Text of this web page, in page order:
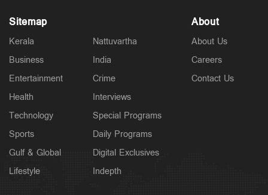
Sitemap
Kerala
Business
Entertainment
Health
Technology
Sports
Gulf & Global
Lifestyle
Nattuvartha
India
Crime
Interviews
Special Programs
Daily Programs
Digital Exclusives
Indepth
About
About Us
Careers
Contact Us